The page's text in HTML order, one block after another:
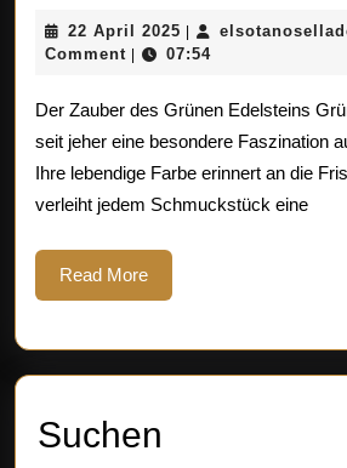
Ein
22 April 2025 22
April
Comment
07:54
Der Zauber des Grünen Edelsteins
seit jeher eine besondere Faszination
Ihre lebendige Farbe erinnert an die
verleiht jedem Schmuckstück eine
Read MoreRead
More
Suchen